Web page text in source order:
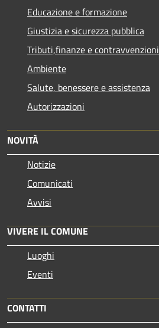
Educazione e formazione
Giustizia e sicurezza pubblica
Tributi,finanze e contravvenzioni
Ambiente
Salute, benessere e assistenza
Autorizzazioni
NOVITÀ
Notizie
Comunicati
Avvisi
VIVERE IL COMUNE
Luoghi
Eventi
CONTATTI